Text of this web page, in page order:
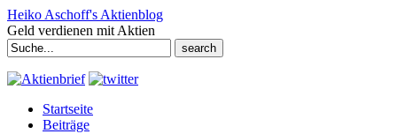
Heiko Aschoff's Aktienblog
Geld verdienen mit Aktien
Search
for:
Startseite
Beiträge